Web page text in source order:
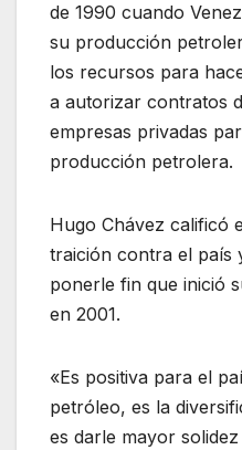
de 1990 cuando
su producción
los recursos para
a autorizar contratos
empresas privadas
producción petrolera.
Hugo Chávez calificó
traición contra el país
ponerle fin que inició
en 2001.
«Es positiva para el
petróleo, es la
es darle mayor